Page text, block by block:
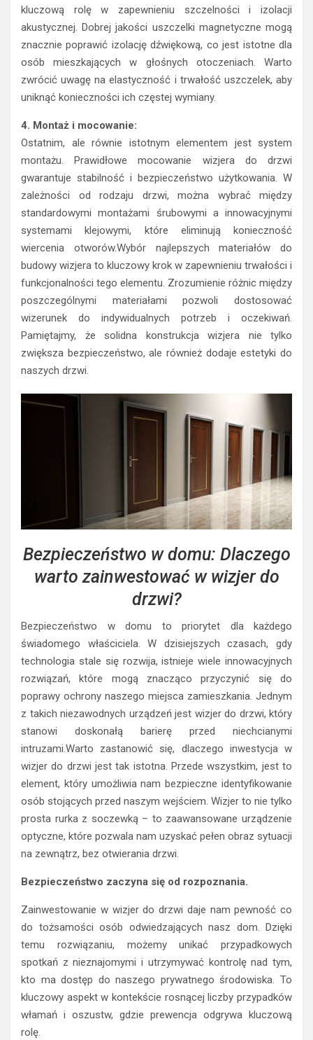
kluczową rolę w zapewnieniu szczelności i izolacji
akustycznej. Dobrej jakości uszczelki magnetyczne mogą
znacznie poprawić izolację dźwiękową, co jest istotne dla
osób mieszkających w głośnych otoczeniach. Warto
zwrócić uwagę na elastyczność i trwałość uszczelek, aby
uniknąć konieczności ich częstej wymiany.
4. Montaż i mocowanie:
Ostatnim, ale równie istotnym elementem jest system
montażu. Prawidłowe mocowanie wizjera do drzwi
gwarantuje stabilność i bezpieczeństwo użytkowania. W
zależności od rodzaju drzwi, można wybrać między
standardowymi montażami śrubowymi a innowacyjnymi
systemami klejowymi, które eliminują konieczność
wiercenia otworów.Wybór najlepszych materiałów do
budowy wizjera to kluczowy krok w zapewnieniu trwałości i
funkcjonalności tego elementu. Zrozumienie różnic między
poszczególnymi materiałami pozwoli dostosować
wizerunek do indywidualnych potrzeb i oczekiwań.
Pamiętajmy, że solidna konstrukcja wizjera nie tylko
zwiększa bezpieczeństwo, ale również dodaje estetyki do
naszych drzwi.
Bezpieczeństwo w domu: Dlaczego
warto zainwestować w wizjer do
drzwi?
Bezpieczeństwo w domu to priorytet dla każdego
świadomego właściciela. W dzisiejszych czasach, gdy
technologia stale się rozwija, istnieje wiele innowacyjnych
rozwiązań, które mogą znacząco przyczynić się do
poprawy ochrony naszego miejsca zamieszkania. Jednym
z takich niezawodnych urządzeń jest wizjer do drzwi, który
stanowi doskonałą barierę przed niechcianymi
intruzami.Warto zastanowić się, dlaczego inwestycja w
wizjer do drzwi jest tak istotna. Przede wszystkim, jest to
element, który umożliwia nam bezpieczne identyfikowanie
osób stojących przed naszym wejściem. Wizjer to nie tylko
prosta rurka z soczewką – to zaawansowane urządzenie
optyczne, które pozwala nam uzyskać pełen obraz sytuacji
na zewnątrz, bez otwierania drzwi.
Bezpieczeństwo zaczyna się od rozpoznania.
Zainwestowanie w wizjer do drzwi daje nam pewność co
do tożsamości osób odwiedzających nasz dom. Dzięki
temu rozwiązaniu, możemy unikać przypadkowych
spotkań z nieznajomymi i utrzymywać kontrolę nad tym,
kto ma dostęp do naszego prywatnego środowiska. To
kluczowy aspekt w kontekście rosnącej liczby przypadków
włamań i oszustw, gdzie prewencja odgrywa kluczową
rolę.